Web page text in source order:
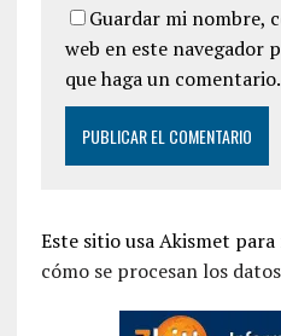
Guardar mi nombre,
web en este navegador
que haga un comentario.
Este sitio usa Akismet
cómo se procesan los